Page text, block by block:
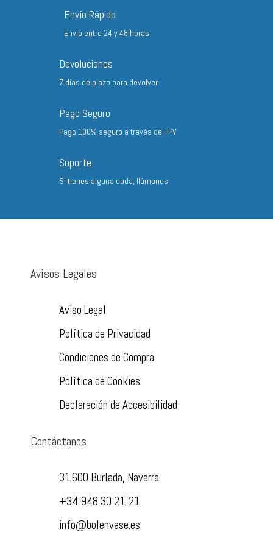
220,20 €
Envío Rápido
Envio entre 24 y 48 horas
Devoluciones
7 días de plazo para devolver
Pago Seguro
Pago 100% seguro a través de TPV
Soporte
Si tienes alguna duda, llámanos
Avisos Legales
Aviso Legal
Política de Privacidad
Condiciones de Compra
Política de Cookies
Declaración de Accesibilidad
Contáctanos
31600 Burlada, Navarra
+34 948 30 21 21
info@bolenvase.es